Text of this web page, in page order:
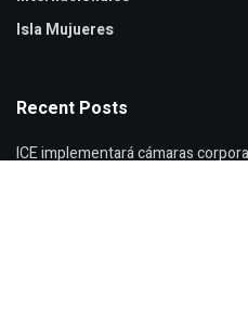
Isla Mujueres
Recent Posts
ICE implementará cámaras